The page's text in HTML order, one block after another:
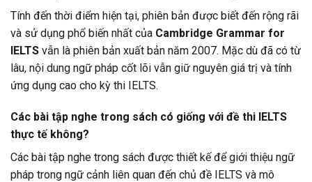
Tính đến thời điểm hiện tại, phiên bản được biết đến rộng rãi
và sử dụng phổ biến nhất của Cambridge Grammar for
IELTS vẫn là phiên bản xuất bản năm 2007. Mặc dù đã có từ
lâu, nội dung ngữ pháp cốt lõi vẫn giữ nguyên giá trị và tính
ứng dụng cao cho kỳ thi IELTS.
Các bài tập nghe trong sách có giống với đề thi IELTS
thực tế không?
Các bài tập nghe trong sách được thiết kế để giới thiệu ngữ
pháp trong ngữ cảnh liên quan đến chủ đề IELTS và mô